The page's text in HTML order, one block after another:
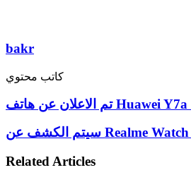
bakr
كاتب محتوي
Related Articles